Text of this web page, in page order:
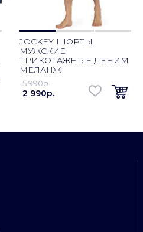
JOCKEY ШОРТЫ
МУЖСКИЕ
ТРИКОТАЖНЫЕ ДЕНИМ
МЕЛАНЖ
5 990p.
2 990p.